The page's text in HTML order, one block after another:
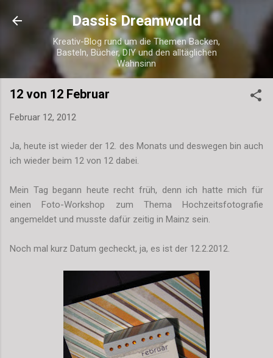
Direkt zum Hauptbereich
Dassis Dreamworld
Kreativ-Blog rund um die Themen Backen,
Basteln, Bücher, DIY und den alltäglichen
Wahnsinn
12 von 12 Februar
Februar 12, 2012
Ja, heute ist wieder der 12. des Monats und deswegen bin auch
ich wieder beim 12 von 12 dabei.
Mein Tag begann heute recht früh, denn ich hatte mich für
einen Foto-Workshop zum Thema Hochzeitsfotografie
angemeldet und musste dafür zeitig in Mainz sein.
Noch mal kurz Datum gecheckt, ja, es ist der 12.2.2012.